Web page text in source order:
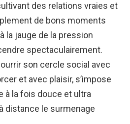
des relations vraies et
de bons moments
la jauge de la pression
spectaculairement.
son cercle social avec
et avec plaisir, s’impose
à la fois douce et ultra
distance le surmenage